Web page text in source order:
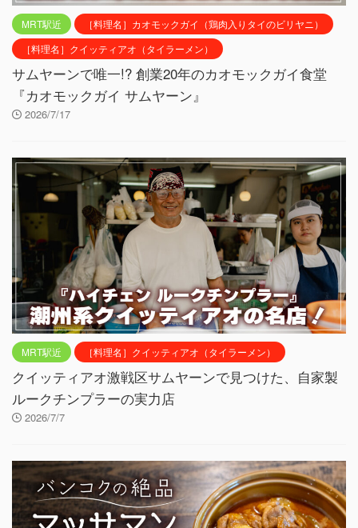
MRT駅近
［料理名］カオモックガイ（鶏肉入りタイのビリヤニ）
［料理名］クイッティアオ（タイラーメン）
サムヤーンで唯一!? 創業20年のカオモックガイ食堂
『カオモックガイ サムヤーン』
2026/7/17
MRT駅近 ［料理名］クイッティアオ（タイラーメン）
クイッティアオ激戦区サムヤーンで見つけた、自家製
ルークチンプラーの実力店
2026/7/7